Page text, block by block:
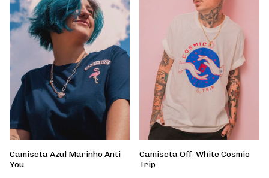
Camiseta Azul Marinho Anti
You
Camiseta Off-White Cosmic
Trip